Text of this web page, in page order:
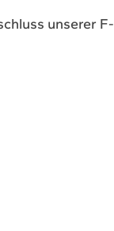
unserer F-